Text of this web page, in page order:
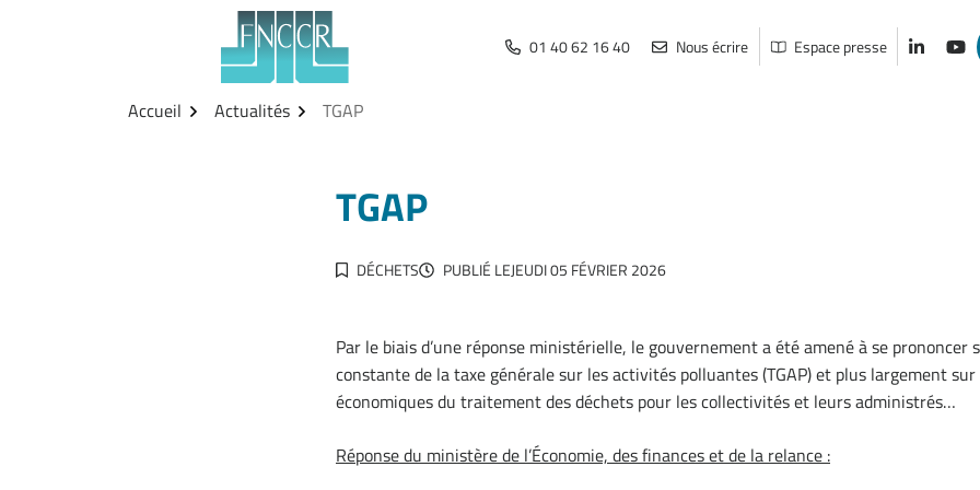
01 40 62 16 40 Nous écrire Espace presse Lien
Accueil Actualités TGAP
TGAP
DÉCHETS PUBLIÉ LEJEUDI 05 FÉVRIER 2026
Par le biais d’une réponse ministérielle, le gouvernement a été amené à se prononcer
constante de la taxe générale sur les activités polluantes (TGAP) et plus largement sur
économiques du traitement des déchets pour les collectivités et leurs administrés…
Réponse du ministère de l’Économie, des finances et de la relance :